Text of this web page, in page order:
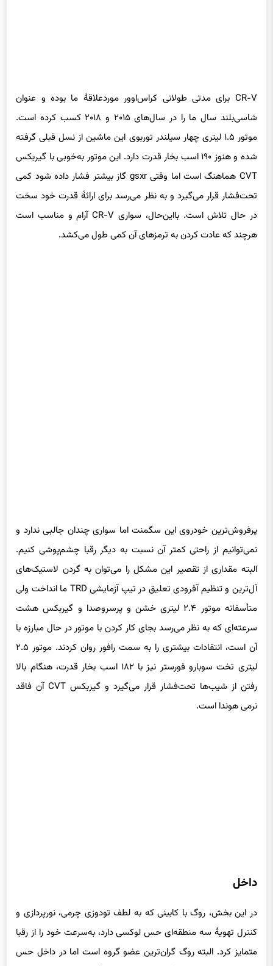
CR-V برای مدتی طولانی کراس‌اوور موردعلاقهٔ ما بوده و عنوان
شاسی‌بلند سال ما را در سال‌های ۲۰۱۵ و ۲۰۱۸ کسب کرده است.
موتور ۱.۵ لیتری چهار سیلندر توربوی این ماشین از نسل قبلی گرفته
شده و هنوز ۱۹۰ اسب بخار قدرت دارد. این موتور به‌خوبی با گیربکس
CVT هماهنگ است اما وقتی gsxr گاز بیشتر فشار داده شود کمی
تحت‌فشار قرار می‌گیرد و به نظر می‌رسد برای ارائهٔ قدرت خود سخت
در حال تلاش است. بااین‌حال، سواری CR-V آرام و مناسب است
هرچند که عادت کردن به ترمزهای آن کمی طول می‌کشد.
پرفروش‌ترین خودروی این سگمنت اما سواری چندان جالبی ندارد و
نمی‌توانیم از راحتی کمتر آن نسبت به دیگر رقبا چشم‌پوشی کنیم.
البته مقداری از تقصیر این مشکل را می‌توان به گردن لاستیک‌های
آل‌ترین و تنظیم آفرودی تعلیق در تیپ آزمایشی TRD ما انداخت ولی
متأسفانه موتور ۲.۴ لیتری خشن و پرسروصدا و گیربکس هشت
سرعته‌ای که به نظر می‌رسد بجای کار کردن با موتور در حال مبارزه با
آن است، انتقادات بیشتری را به سمت رافور روان کردند. موتور ۲.۵
لیتری تخت سوبارو فورستر نیز با ۱۸۲ اسب بخار قدرت، هنگام بالا
رفتن از شیب‌ها تحت‌فشار قرار می‌گیرد و گیربکس CVT آن فاقد
نرمی هوندا است.
داخل
در این بخش، روگ با کابینی که به لطف تودوزی چرمی، نورپردازی و
کنترل تهویهٔ سه منطقه‌ای حس لوکسی دارد، به‌سرعت خود را از رقبا
متمایز کرد. البته روگ گران‌ترین عضو گروه است اما در داخل حس